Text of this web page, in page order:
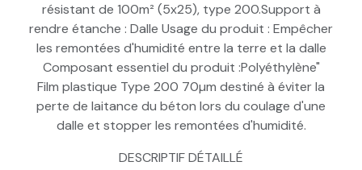
résistant de 100m² (5x25), type 200.Support à
rendre étanche : Dalle Usage du produit : Empêcher
les remontées d'humidité entre la terre et la dalle
Composant essentiel du produit :Polyéthylène"
Film plastique Type 200 70µm destiné à éviter la
perte de laitance du béton lors du coulage d'une
dalle et stopper les remontées d'humidité.
DESCRIPTIF DÉTAILLÉ